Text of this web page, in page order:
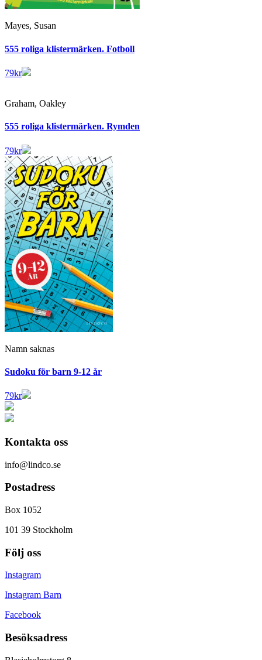
Mayes, Susan
555 roliga klistermärken. Fotboll
79kr
Graham, Oakley
555 roliga klistermärken. Rymden
79kr
Namn saknas
Sudoku för barn 9-12 år
79kr
Kontakta oss
info@lindco.se
Postadress
Box 1052
101 39 Stockholm
Följ oss
Instagram
Instagram Barn
Facebook
Besöksadress